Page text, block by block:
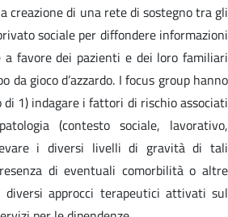
creazione di una rete di sostegno tra gli
sociale per diffondere informazioni
favore dei pazienti e dei loro familiari
da gioco d’azzardo. I focus group hanno
1) indagare i fattori di rischio associati
(contesto sociale, lavorativo,
i diversi livelli di gravità di tali
di eventuali comorbilità o altre
diversi approcci terapeutici attivati sul